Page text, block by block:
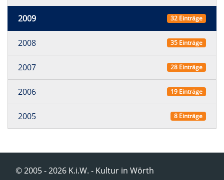
2009 32 Einträge
2008 35 Einträge
2007 28 Einträge
2006 19 Einträge
2005 8 Einträge
© 2005 - 2026 K.i.W. - Kultur in Wörth